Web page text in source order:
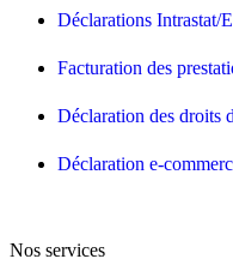
Déclarations Intrastat/
Facturation des
Déclaration des droits
Déclaration e-
Nos services